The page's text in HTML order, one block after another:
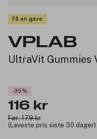
Få en gave
VPLAB
UltraVit Gummies
-35%
116 kr
Før: 179 kr
(Laveste pris siste 30 dager)